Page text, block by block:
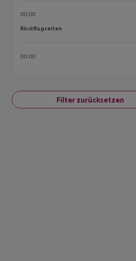
00:00
Rückflugzeiten
Rückflugzeiten
00:00
Filter zurücksetzen